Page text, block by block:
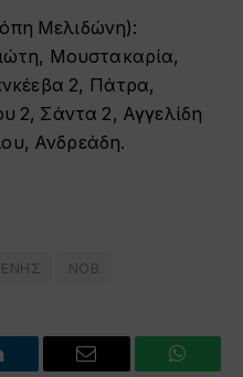
Μελιδώνη):
Μουστακαρία,
2, Πάτρα,
2, Σάντα 2, Αγγελίδη
Ανδρεάδη.
ΝΟΒ
Email